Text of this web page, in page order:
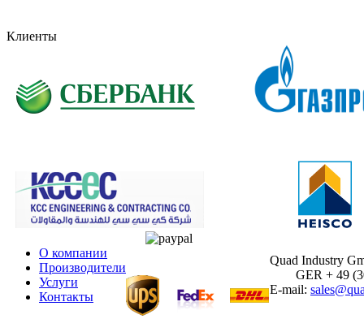
Клиенты
О компании
Производители
Услуги
Контакты
Quad Industry
GER + 49
E-mail: